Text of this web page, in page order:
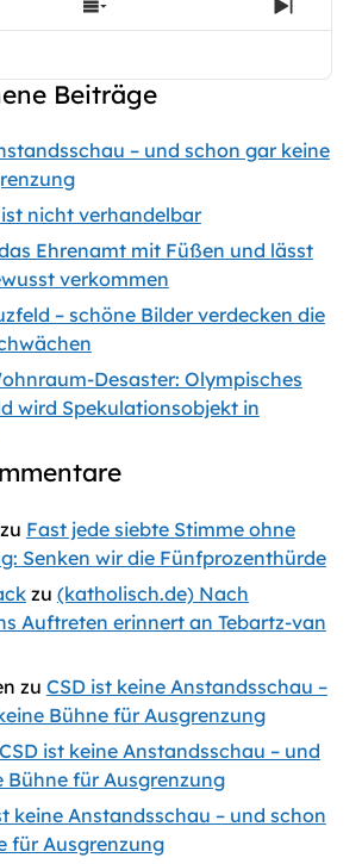
Show
Episodes
Next
Beiträge
– und schon gar keine
nicht verhandelbar
Ehrenamt mit Füßen und lässt
verkommen
– schöne Bilder verdecken die
Desaster: Olympisches
wird Spekulationsobjekt in
Fast jede siebte Stimme ohne
Senken wir die Fünfprozenthürde
zu (katholisch.de) Nach
Auftreten erinnert an Tebartz-van
zu CSD ist keine Anstandsschau –
Bühne für Ausgrenzung
CSD ist keine Anstandsschau – und
Bühne für Ausgrenzung
keine Anstandsschau – und schon
für Ausgrenzung